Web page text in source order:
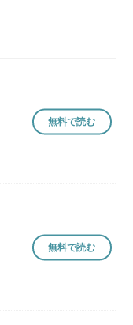
無料で読む
無料で読む